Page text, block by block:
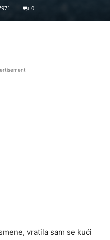
0
vratila sam se kući